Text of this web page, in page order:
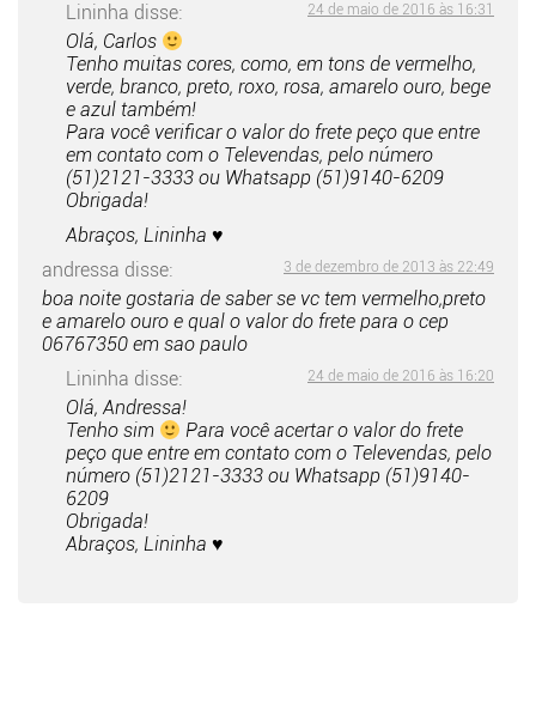
Lininha disse: 24 de maio de 2016 às 16:31
Olá, Carlos
Tenho muitas cores, como, em tons de vermelho,
verde, branco, preto, roxo, rosa, amarelo ouro, bege
e azul também!
Para você verificar o valor do frete peço que entre
em contato com o Televendas, pelo número
(51)2121-3333 ou Whatsapp (51)9140-6209
Obrigada!
Abraços, Lininha ♥
andressa disse: 3 de dezembro de 2013 às 22:49
boa noite gostaria de saber se vc tem vermelho,preto
e amarelo ouro e qual o valor do frete para o cep
06767350 em sao paulo
Lininha disse: 24 de maio de 2016 às 16:20
Olá, Andressa!
Tenho sim
Para você acertar o valor do frete
peço que entre em contato com o Televendas, pelo
número (51)2121-3333 ou Whatsapp (51)9140-
6209
Obrigada!
Abraços, Lininha ♥